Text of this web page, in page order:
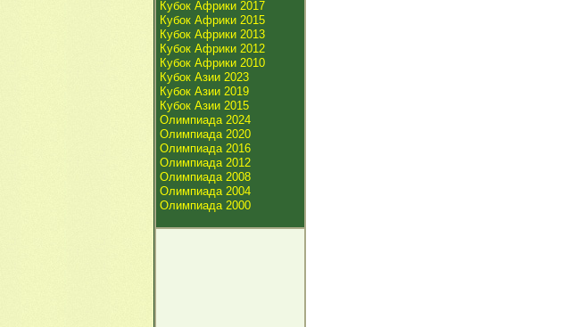
Кубок Африки 2017
Кубок Африки 2015
Кубок Африки 2013
Кубок Африки 2012
Кубок Африки 2010
Кубок Азии 2023
Кубок Азии 2019
Кубок Азии 2015
Олимпиада 2024
Олимпиада 2020
Олимпиада 2016
Олимпиада 2012
Олимпиада 2008
Олимпиада 2004
Олимпиада 2000